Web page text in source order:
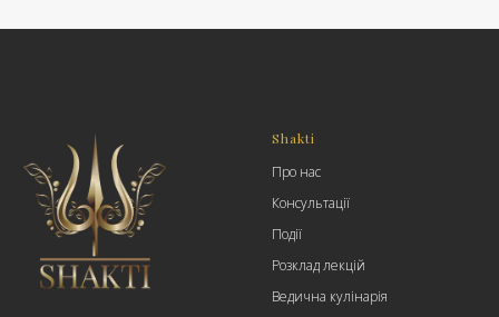
Shakti
Про нас
Консультації
Події
Розклад лекцій
Ведична кулінарія